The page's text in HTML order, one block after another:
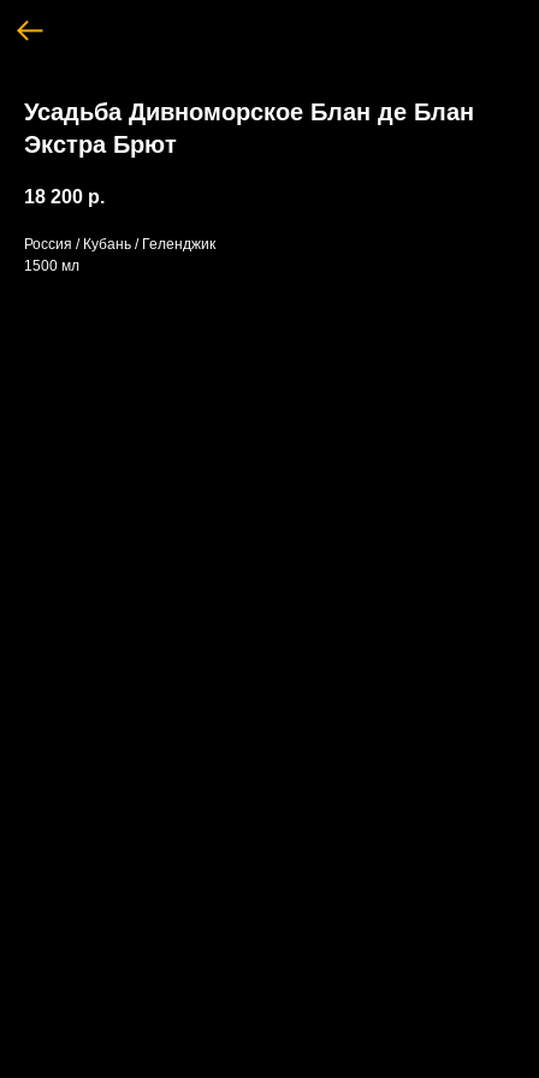
Усадьба Дивноморское Блан де Блан
Экстра Брют
18 200 р.
Россия / Кубань / Геленджик
1500 мл